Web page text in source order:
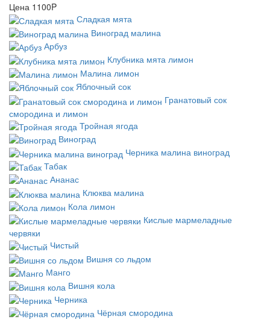
Цена 1100P
Сладкая мята
Виноград малина
Арбуз
Клубника мята лимон
Малина лимон
Яблочный сок
Гранатовый сок
смородина и лимон
Тройная ягода
Виноград
Черника малина виноград
Табак
Ананас
Клюква малина
Кола лимон
Кислые мармеладные
червяки
Чистый
Вишня со льдом
Манго
Вишня кола
Черника
Чёрная смородина